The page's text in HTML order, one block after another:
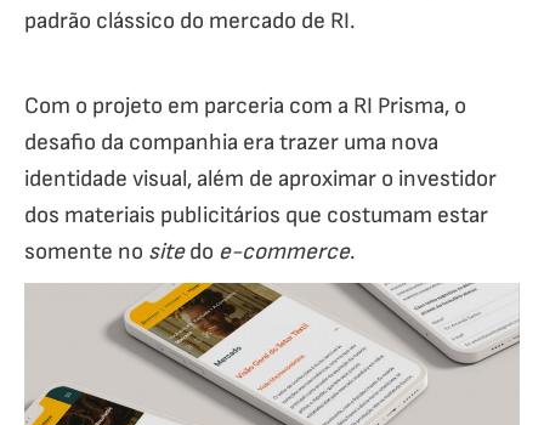
padrão clássico do mercado de RI.
Com o projeto em parceria com a RI Prisma, o
desafio da companhia era trazer uma nova
identidade visual, além de aproximar o investidor
dos materiais publicitários que costumam estar
somente no sitedo e-commerce.